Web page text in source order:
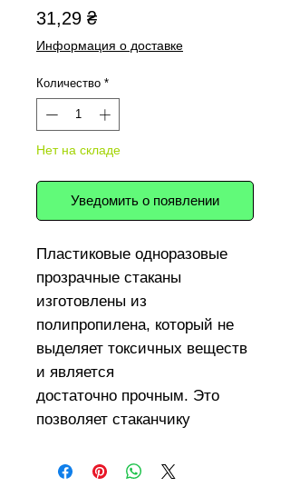
31,29 ₴Цена
Информация о доставке
Количество *
Нет на складе
Уведомить о появлении
Пластиковые одноразовые
прозрачные стаканы
изготовлены из
полипропилена, который не
выделяет токсичных веществ
и является
достаточно прочным. Это
позволяет стаканчику
воздействием достаточно